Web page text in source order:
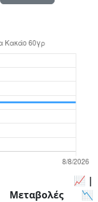
Μεταβολές
📈 |
📉